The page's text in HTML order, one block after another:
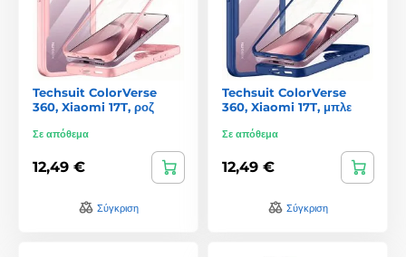
Techsuit ColorVerse
360, Xiaomi 17T, ροζ
Σε απόθεμα
12,49 €
Σύγκριση
Techsuit ColorVerse
360, Xiaomi 17T, μπλε
Σε απόθεμα
12,49 €
Σύγκριση